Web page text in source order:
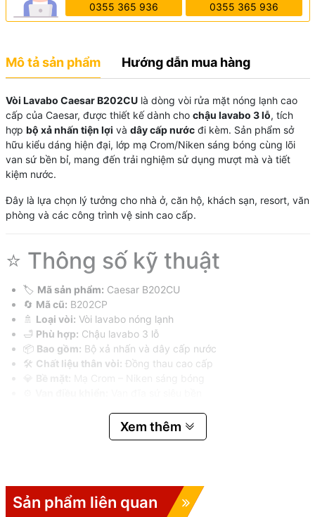
0355 365 936 0355 365 936
Mô tả sản phẩm Hướng dẫn mua hàng
Vòi Lavabo Caesar B202CUlà dòng vòi rửa mặt nóng lạnh cao
cấp của Caesar, được thiết kế dành cho chậu lavabo 3 lỗ, tích
hợp bộ xả nhấn tiện lợi và dây cấp nướcđi kèm. Sản phẩm sở
hữu kiểu dáng hiện đại, lớp mạ Crom/Niken sáng bóng cùng lõi
van sứ bền bỉ, mang đến trải nghiệm sử dụng mượt mà và tiết
kiệm nước.
Đây là lựa chọn lý tưởng cho nhà ở, căn hộ, khách sạn, resort, văn
phòng và các công trình vệ sinh cao cấp.
⭐ Thông số kỹ thuật
🏷️ Mã sản phẩm: Caesar B202CU
🔄 Mã cũ: B202CP
🚿 Loại vòi: Vòi lavabo nóng lạnh
🛁 Phù hợp: Chậu lavabo 3 lỗ
📦 Bao gồm: Bộ xả nhấn và dây cấp nước
🛠️ Chất liệu thân vòi: Đồng thau cao cấp
Bề mặt:
Mạ Crom – Niken sáng bóng
Chiều cao vòi (H):110 mm
Chiều cao đầu vòi (H1):66 mm
✅ Ưu điểm nổi bật của Vòi
Xem thêm
Sản phẩm liên quan